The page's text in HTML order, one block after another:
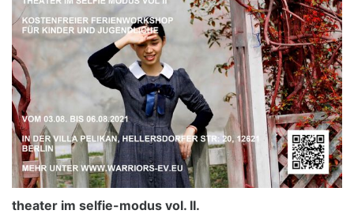
theater im selfie-modus vol. II.